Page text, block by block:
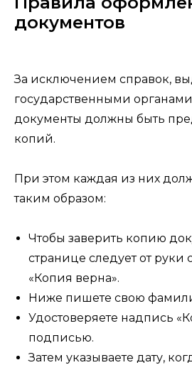
документов
За исключением справок,
государственными
документы должны быть
копий.
При этом каждая из них
таким образом:
Чтобы заверить копию
странице следует от руки
«Копия верна».
Ниже пишете свою
Удостоверяете надпись
подписью.
Затем указываете дату,